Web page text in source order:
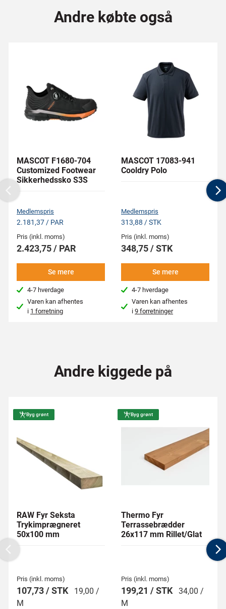
Andre købte også
MASCOT F1680-704
Customized Footwear
Sikkerhedssko S3S
Medlemspris
2.181,37 / PAR
Pris (inkl. moms)
2.423,75 / PAR
Se mere
4-7 hverdage
Varen kan afhentes
i 1 forretning
MASCOT 17083-941
Cooldry Polo
Medlemspris
313,88 / STK
Pris (inkl. moms)
348,75 / STK
Se mere
4-7 hverdage
Varen kan afhentes
i9 forretninger
Previous
Andre kiggede på
Byg grønt
RAW Fyr Seksta
Trykimprægneret
50x100 mm
Pris (inkl. moms)
107,73 / STK
19,00 /
M
Byg grønt
Thermo Fyr
Terrassebrædder
26x117 mm Rillet/Glat
Pris (inkl. moms)
199,21 / STK 34,00 /
M
Previous